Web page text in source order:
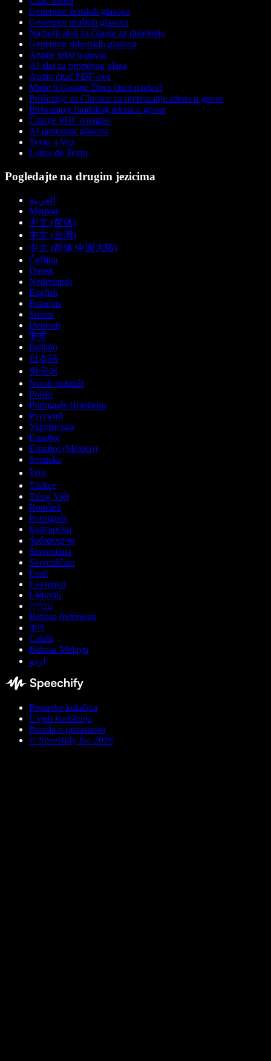
Generator ženskih glasova
Generator muških glasova
Najbolji alati za čitanje za disleksiju
Generator robotskih glasova
Anime tekst u govor
AI alat za promjenu glasa
Audio čitač PDF-ova
Može li Google Docs čitati naglas?
Proširenje za Chrome za pretvaranje teksta u govor
Pretvaranje hindskog teksta u govor
Čitanje PDF-a naglas
AI generator glasova
Texto a Voz
Leitor de Texto
Pogledajte na drugim jezicima
العربية
Magyar
中文 (简体)
中文 (台灣)
中文 (简体 中国大陆)
Čeština
Dansk
Nederlands
English
Français
Suomi
Deutsch
हिन्दी
Italiano
日本語
한국어
Norsk bokmål
Polski
Português Brasileiro
Русский
Українська
Español
Español (México)
Svenska
ไทย
Türkçe
Tiếng Việt
Română
Português
Български
ქართული
Slovenčina
Slovenščina
Eesti
Ελληνικά
Lietuvių
עברית
Bahasa Indonesia
বাংলা
Català
Bahasa Melayu
اردو
Postavke kolačića
Uvjeti korištenja
Pravila o privatnosti
© Speechify Inc 2026